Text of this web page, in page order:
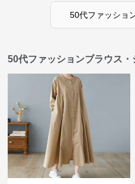
50代ファッショ
50代ファッションブラウス